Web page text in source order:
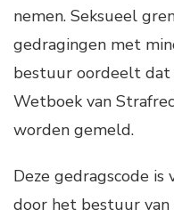
nemen. Seksueel
gedragingen met
bestuur oordeelt dat
Wetboek van
worden gemeld.
Deze gedragscode
door het bestuur